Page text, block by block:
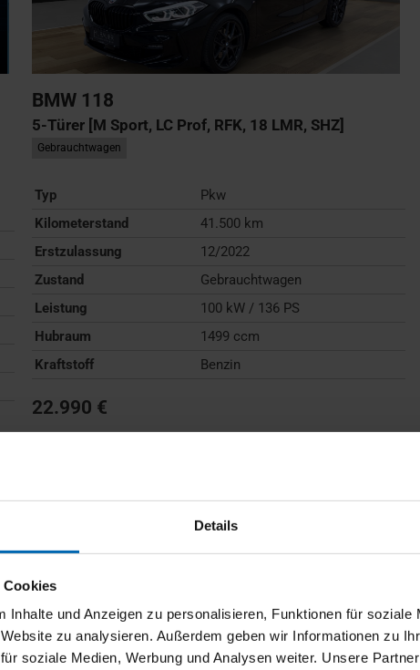
Details
Cookies
Inhalte und Anzeigen zu personalisieren, Funktionen für soziale
zu analysieren. Außerdem geben wir Informationen zu
soziale Medien, Werbung und Analysen weiter. Unsere
BMW 118
5-Türer [M Sport, LC Prof, RFK, 18 LMR, SHZ]
Gebrauchtwagen
Typ
Pkw
Kilometerstand
41.500 km
Erstzulassung
12/2022
Zustand
Gebrauchtwagen
Leistung
100 kW / 136 PS
Hubraum
1499 ccm
Kraftstoff
Benzin
22.990 €